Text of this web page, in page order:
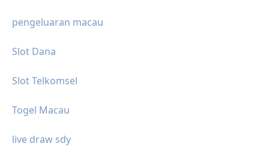
pengeluaran macau
Slot Dana
Slot Telkomsel
Togel Macau
live draw sdy